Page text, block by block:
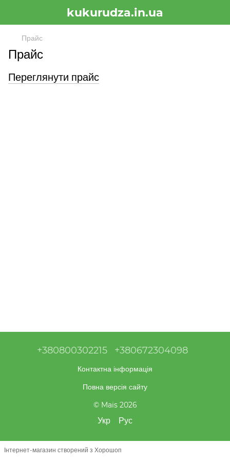
kukurudza.in.ua
Прайс
Прайс
Переглянути прайс
+380800302215 +380672304098
Контактна інформація
Повна версія сайту
© Mais 2026
Укр Рус
Інтернет-магазин створений з Хорошоп